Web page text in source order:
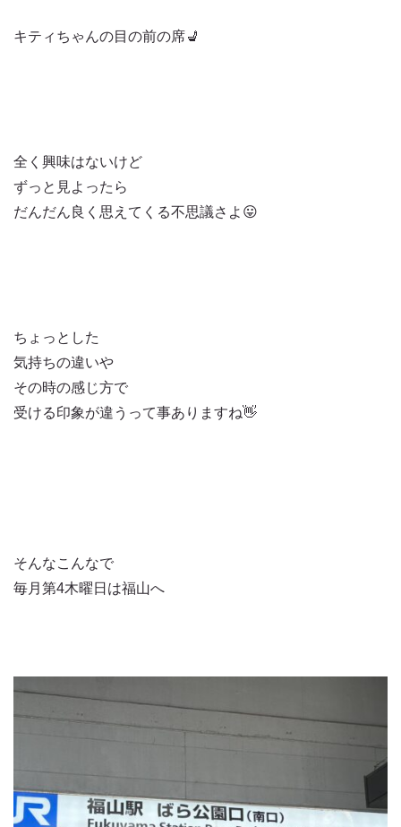
キティちゃんの目の前の席💺
全く興味はないけど
ずっと見よったら
だんだん良く思えてくる不思議さよ😛
ちょっとした
気持ちの違いや
その時の感じ方で
受ける印象が違うって事ありますね👋
そんなこんなで
毎月第4木曜日は福山へ